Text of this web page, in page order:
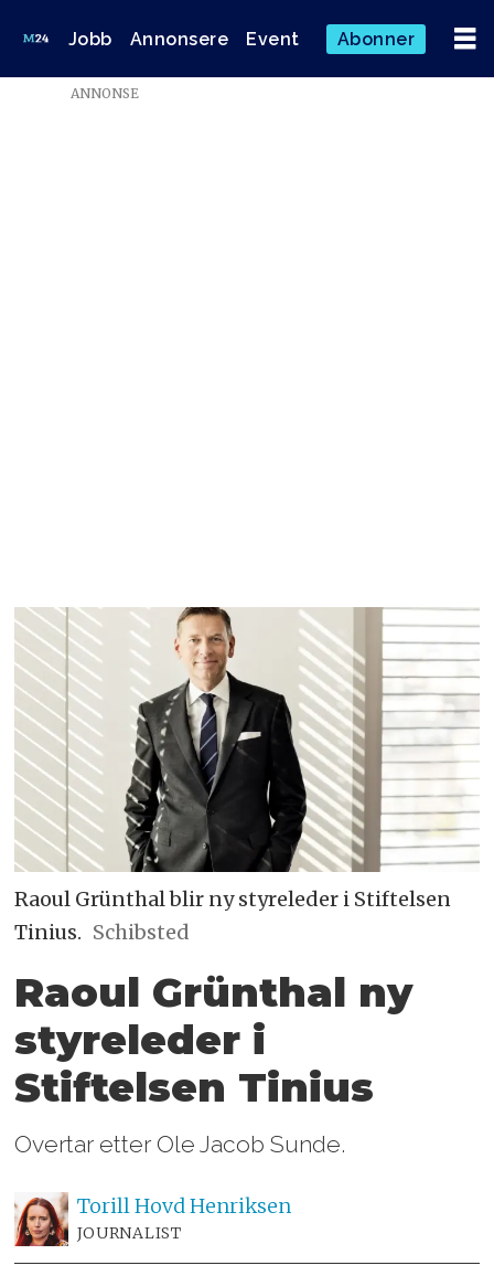
Jobb Annonsere Event Abonner
ANNONSE
Raoul Grünthal blir ny styreleder i Stiftelsen
Tinius. Schibsted
Raoul Grünthal ny
styreleder i
Stiftelsen Tinius
Overtar etter Ole Jacob Sunde.
Torill HovdHenriksen
JOURNALIST